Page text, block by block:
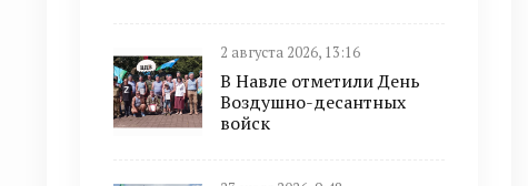
2 августа 2026, 13:16
В Навле отметили День
Воздушно-десантных
войск